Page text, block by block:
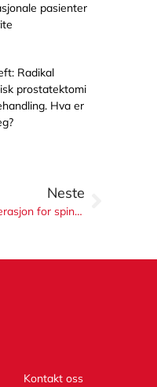
pasienter
Radikal
prostatektomi
Hva er
Neste
Operasjon for spinal stenose i Spania: Når trenger du det virkelig?
Kontakt oss